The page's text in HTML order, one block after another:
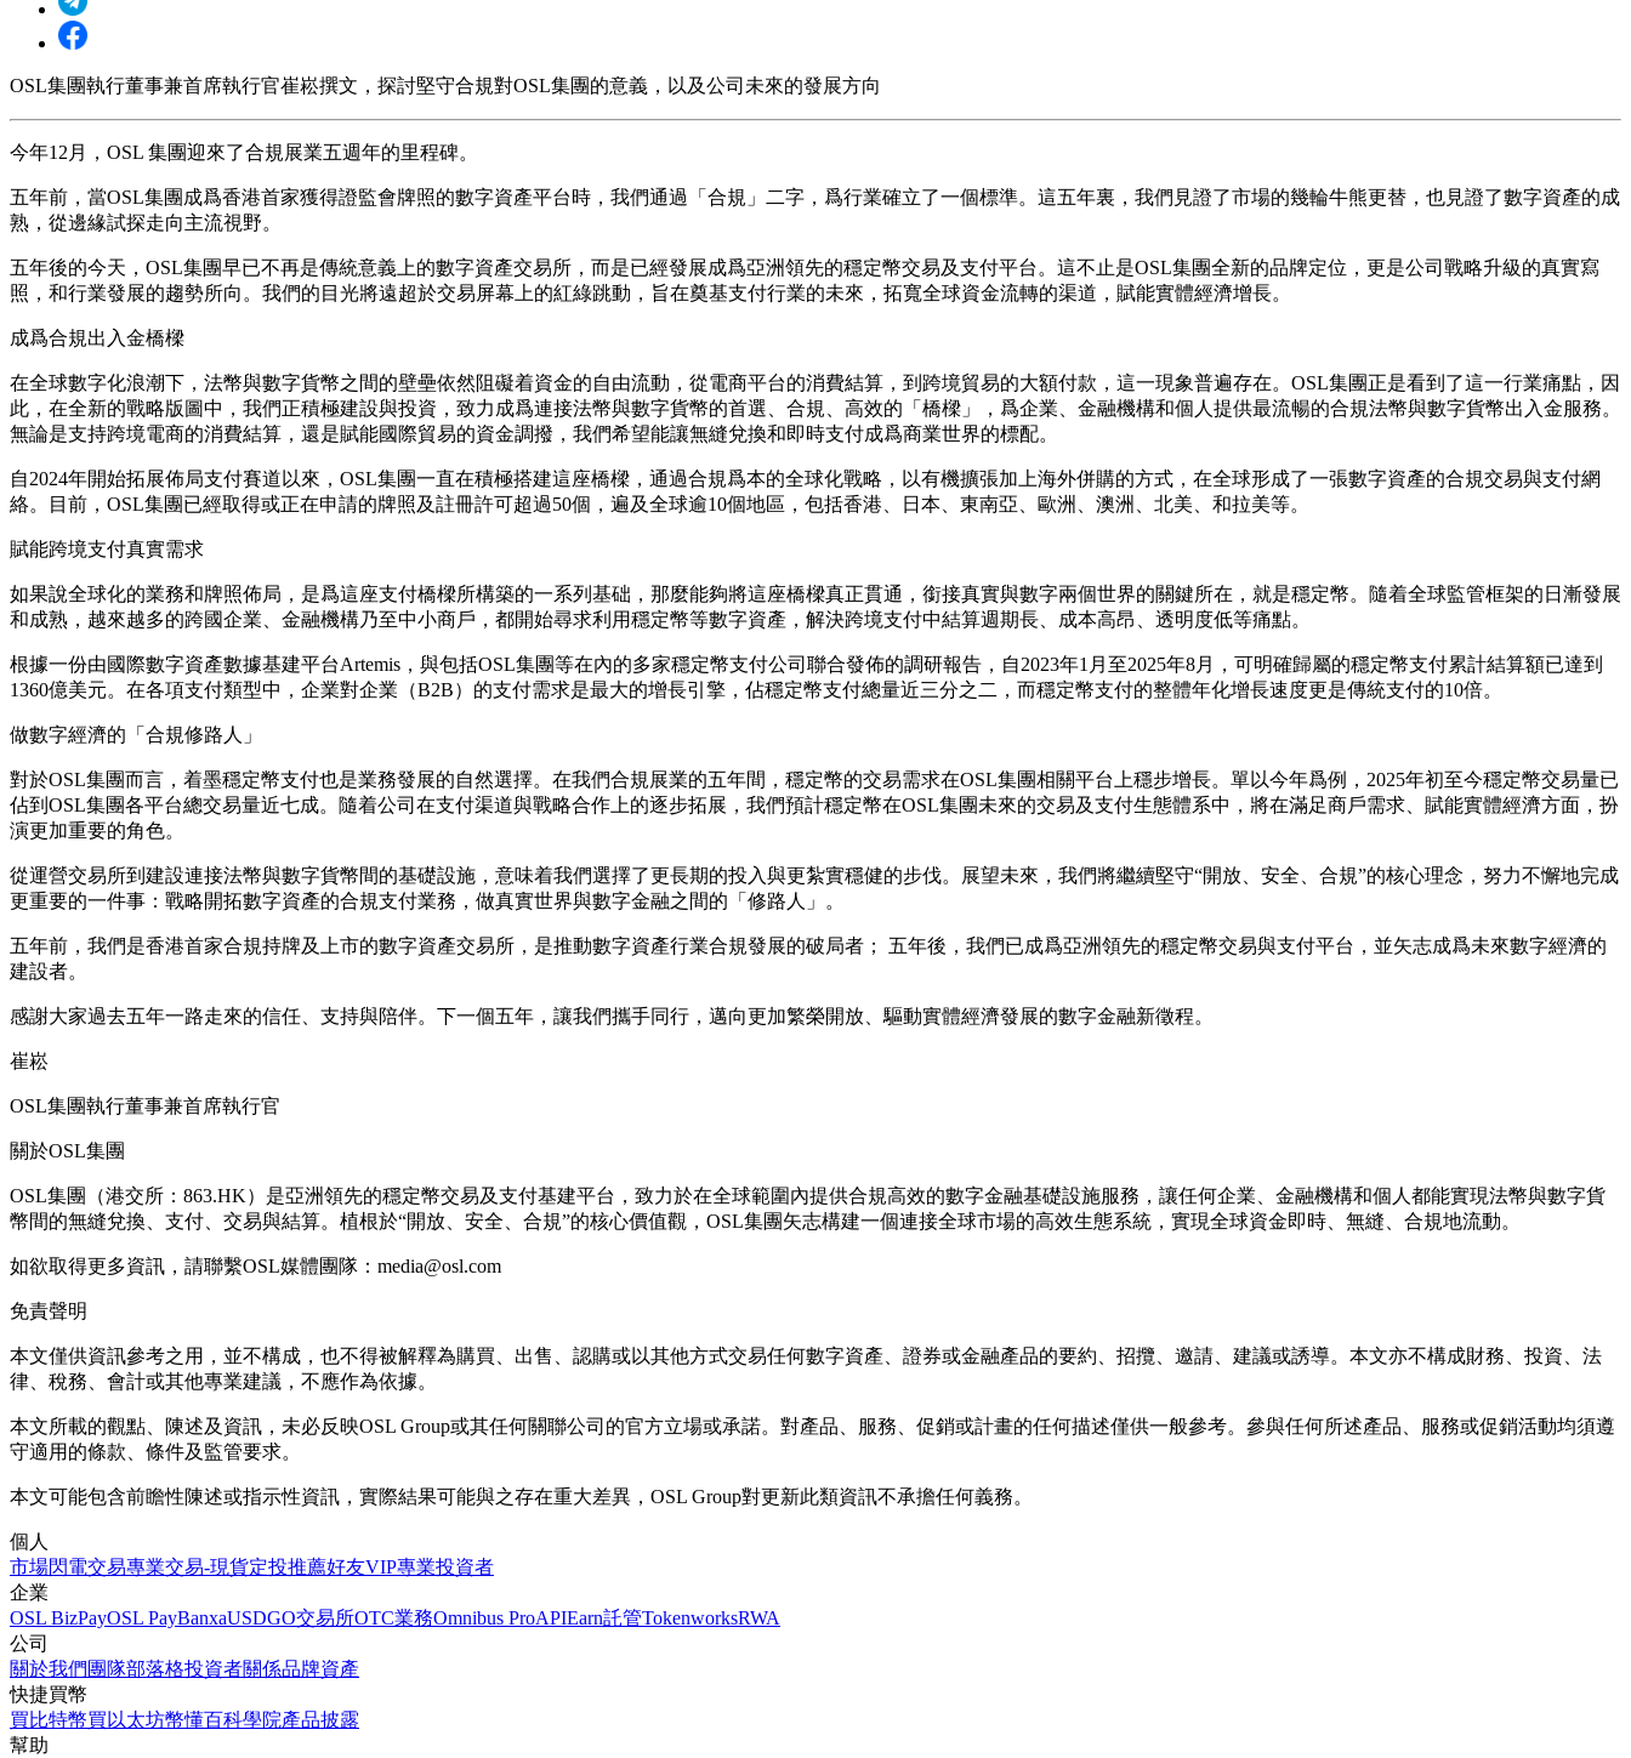
OSL集團執行董事兼首席執行官崔崧撰文，探討堅守合規對OSL集團的意義，以及公司未來的發展方向
今年12月，OSL 集團迎來了合規展業五週年的里程碑。
五年前，當OSL集團成爲香港首家獲得證監會牌照的數字資產平台時，我們通過「合規」二字，爲行業確立了一個標準。這五年裏，我們見證了市場的幾輪牛熊更替，也見證了數字資產的成
熟，從邊緣試探走向主流視野。
五年後的今天，OSL集團早已不再是傳統意義上的數字資產交易所，而是已經發展成爲亞洲領先的穩定幣交易及支付平台 。這不止是OSL集團全新的品牌定位，更是公司戰略升級的真實寫
照，和行業發展的趨勢所向。我們的目光將遠超於交易屏幕上的紅綠跳動，旨在奠基支付行業的未來 ，拓寬全球資金流轉的渠道，賦能實體經濟增長。
成爲合規出入金橋樑
在全球數字化浪潮下，法幣與數字貨幣之間的壁壘依然阻礙着資金的自由流動，從電商平台的消費結算，到跨境貿易的大額付款，這一現象普遍存在。OSL集團正是看到了這一行業痛點，因
此， 在全新的戰略版圖中，我們正積極建設與投資，致力成爲連接法幣與數字貨幣的首選、合規、高效的「橋樑」
，爲企業、金融機構和個人提供最流暢的合規法幣與數字貨幣出入金服務。
無論是支持跨境電商的消費結算，還是賦能國際貿易的資金調撥，我們希望能讓無縫兌換和即時支付成爲商業世界的標配。
自2024年開始拓展佈局支付賽道以來，OSL集團一直在積極搭建這座橋樑，通過合規爲本的全球化戰略，以有機擴張加上海外併購的方式，在全球形成了一張數字資產的合規交易與支付網
絡。目前，OSL集團已經取得或正在申請的牌照及註冊許可超過50個，遍及全球逾10個地區，包括香港、日本、東南亞、歐洲、澳洲、北美、和拉美等。
賦能跨境支付真實需求
如果說全球化的業務和牌照佈局，是爲這座支付橋樑所構築的一系列基础，那麼能夠將這座橋樑真正貫通，銜接真實與數字兩個世界的關鍵所在，就是穩定幣。隨着全球監管框架的日漸發展
和成熟，越來越多的跨國企業、金融機構乃至中小商戶，都開始尋求利用穩定幣等數字資產，解決跨境支付中結算週期長、成本高昂、透明度低等痛點。
根據一份由國際數字資產數據基建平台Artemis，與包括OSL集團等在內的多家穩定幣支付公司聯合發佈的調研報告，自2023年1月至2025年8月，可明確歸屬的穩定幣支付累計結算額已達到
1360億美元。在各項支付類型中，企業對企業（B2B）的支付需求是最大的增長引擎，佔穩定幣支付總量近三分之二，而穩定幣支付的整體年化增長速度更是傳統支付的10倍。
做數字經濟的「合規修路人」
對於OSL集團而言，着墨穩定幣支付也是業務發展的自然選擇。在我們合規展業的五年間，穩定幣的交易需求在OSL集團相關平台上穩步增長。單以今年爲例，2025年初至今穩定幣交易量已
佔到OSL集團各平台總交易量近七成。隨着公司在支付渠道與戰略合作上的逐步拓展，我們預計穩定幣在OSL集團未來的交易及支付生態體系中，將在滿足商戶需求、賦能實體經濟方面，扮
演更加重要的角色。
從運營交易所到建設連接法幣與數字貨幣間的基礎設施，意味着我們選擇了更長期的投入與更紮實穩健的步伐。展望未來，我們將繼續堅守“開放、安全、合規”的核心理念，努力不懈地完成
更重要的一件事： 戰略開拓數字資產的合規支付業務，做真實世界與數字金融之間的「修路人」。
五年前，我們是香港首家合規持牌及上市的數字資產交易所，是推動數字資產行業合規發展的破局者； 五年後，我們已成爲亞洲領先的穩定幣交易與支付平台 ，並矢志成爲未來數字經濟的
建設者。
感謝大家過去五年一路走來的信任、支持與陪伴。下一個五年，讓我們攜手同行，邁向更加繁榮開放、驅動實體經濟發展的數字金融新徵程。
崔崧
OSL集團執行董事兼首席執行官
關於OSL集團
OSL集團（港交所：863.HK）是亞洲領先的穩定幣交易及支付基建平台，致力於在全球範圍內提供合規高效的數字金融基礎設施服務，讓任何企業、金融機構和個人都能實現法幣與數字貨
幣間的無縫兌換、支付、交易與結算。植根於“開放、安全、合規”的核心價值觀，OSL集團矢志構建一個連接全球市場的高效生態系統，實現全球資金即時、無縫、合規地流動。
如欲取得更多資訊，請聯繫OSL媒體團隊：media@osl.com
免責聲明
本文僅供資訊參考之用，並不構成，也不得被解釋為購買、出售、認購或以其他方式交易任何數字資產、證券或金融產品的要約、招攬、邀請、建議或誘導。本文亦不構成財務、投資、法
律、稅務、會計或其他專業建議，不應作為依據。
本文所載的觀點、陳述及資訊，未必反映OSL Group或其任何關聯公司的官方立場或承諾。對產品、服務、促銷或計畫的任何描述僅供一般參考。參與任何所述產品、服務或促銷活動均須遵
守適用的條款、條件及監管要求。
本文可能包含前瞻性陳述或指示性資訊，實際結果可能與之存在重大差異，OSL Group對更新此類資訊不承擔任何義務。
個人
市場閃電交易專業交易-現貨定投推薦好友VIP專業投資者
企業
OSL BizPayOSL PayBanxaUSDGO交易所OTC業務Omnibus ProAPIEarn託管TokenworksRWA
公司
關於我們 團隊部落格投資者關係品牌資產
快捷買幣
買比特幣買以太坊幣懂百科學院產品披露
幫助